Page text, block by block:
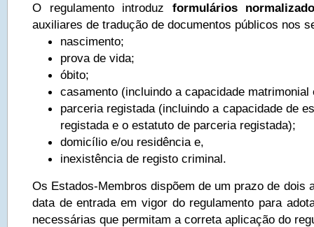
O regulamento introduz formulários
auxiliares de tradução de documentos públicos nos
nascimento;
prova de vida;
óbito;
casamento (incluindo a capacidade
parceria registada (incluindo a capacidade de
registada e o estatuto de parceria registada);
domicílio e/ou residência e,
inexistência de registo criminal.
Os Estados-Membros dispõem de um prazo de dois
data de entrada em vigor do regulamento para
necessárias que permitam a correta aplicação do